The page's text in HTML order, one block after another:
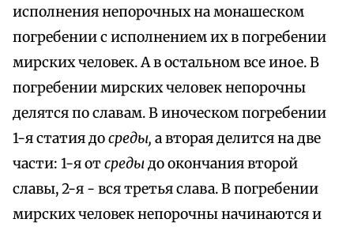
исполнения непорочных на монашеском
погребении с исполнением их в погребении
мирских человек. А в остальном все иное. В
погребении мирских человек непорочны
делятся по славам. В иноческом погребении
1-я статия досреды, а вторая делится на две
части: 1-я отсредыдо окончания второй
славы, 2-я - вся третья слава. В погребении
мирских человек непорочны начинаются и